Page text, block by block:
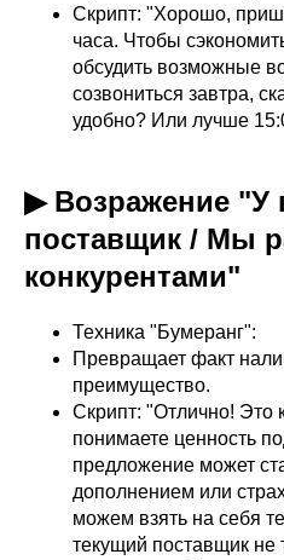
Скрипт: "Хорошо,
часа. Чтобы
обсудить возможные
созвониться завтра,
удобно? Или лучше
▶ Возражение "У
поставщик / Мы
конкурентами"
Техника "Бумеранг":
Превращает факт
преимущество.
Скрипт: "Отлично! Это
понимаете ценность
предложение может
дополнением или
можем взять на себя
текущий поставщик не